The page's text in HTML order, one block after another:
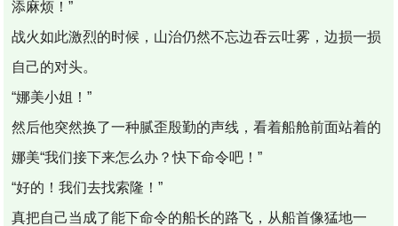
添麻烦！”
战火如此激烈的时候，山治仍然不忘边吞云吐雾，边损一损
自己的对头。
“娜美小姐！”
然后他突然换了一种腻歪殷勤的声线，看着船舱前面站着的
娜美“我们接下来怎么办？快下命令吧！”
“好的！我们去找索隆！”
真把自己当成了能下命令的船长的路飞，从船首像猛地一